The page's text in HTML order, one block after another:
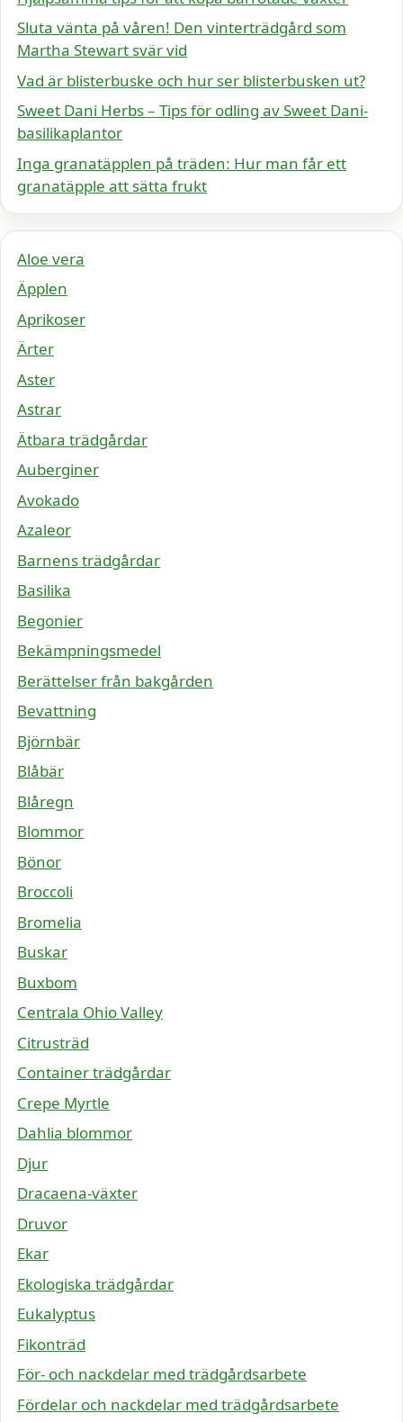
Sluta vänta på våren! Den vinterträdgård som
Martha Stewart svär vid
Vad är blisterbuske och hur ser blisterbusken ut?
Sweet Dani Herbs – Tips för odling av Sweet Dani-
basilikaplantor
Inga granatäpplen på träden: Hur man får ett
granatäpple att sätta frukt
Aloe vera
Äpplen
Aprikoser
Ärter
Aster
Astrar
Ätbara trädgårdar
Auberginer
Avokado
Azaleor
Barnens trädgårdar
Basilika
Begonier
Bekämpningsmedel
Berättelser från bakgården
Bevattning
Björnbär
Blåbär
Blåregn
Blommor
Bönor
Broccoli
Bromelia
Buskar
Buxbom
Centrala Ohio Valley
Citrusträd
Container trädgårdar
Crepe Myrtle
Dahlia blommor
Djur
Dracaena-växter
Druvor
Ekar
Ekologiska trädgårdar
Eukalyptus
Fikonträd
För- och nackdelar med trädgårdsarbete
Fördelar och nackdelar med trädgårdsarbete